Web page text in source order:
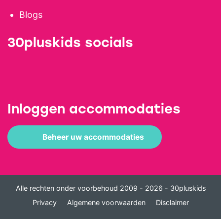
Blogs
30pluskids socials
Inloggen accommodaties
Beheer uw accommodaties
Alle rechten onder voorbehoud 2009 - 2026 - 30pluskids
Privacy
Algemene voorwaarden Disclaimer